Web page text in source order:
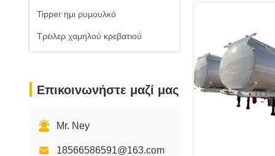
Tipper ημι ρυμουλκό
Τρέιλερ χαμηλού κρεβατιού
Επικοινωνήστε μαζί μας
Mr. Ney
18566586591@163.com